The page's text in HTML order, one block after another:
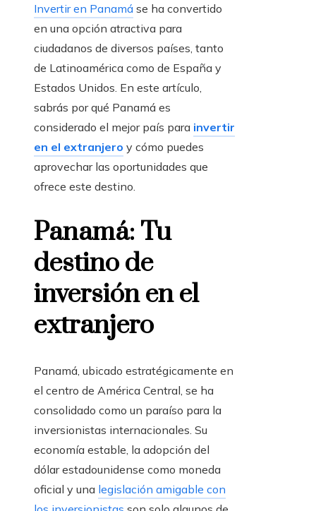
Invertir en Panamá se ha convertido
en una opción atractiva para
ciudadanos de diversos países, tanto
de Latinoamérica como de España y
Estados Unidos. En este artículo,
sabrás por qué Panamá es
considerado el mejor país para invertir
en el extranjero y cómo puedes
aprovechar las oportunidades que
ofrece este destino.
Panamá: Tu
destino de
inversión en el
extranjero
Panamá, ubicado estratégicamente en
el centro de América Central, se ha
consolidado como un paraíso para la
inversionistas internacionales. Su
economía estable, la adopción del
dólar estadounidense como moneda
oficial y una legislación amigable con